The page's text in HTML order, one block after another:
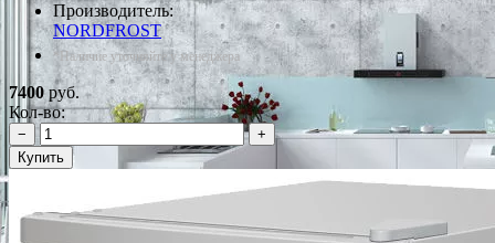
Производитель:
NORDFROST
*Наличие уточняйте у менеджера
7400 руб.
Кол-во:
−
+
Купить